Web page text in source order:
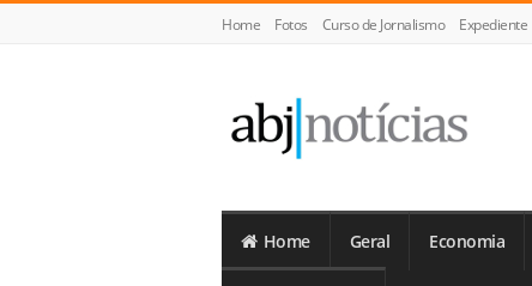
Home Fotos Curso de Jornalismo Expediente
Notícias
Home Geral Economia